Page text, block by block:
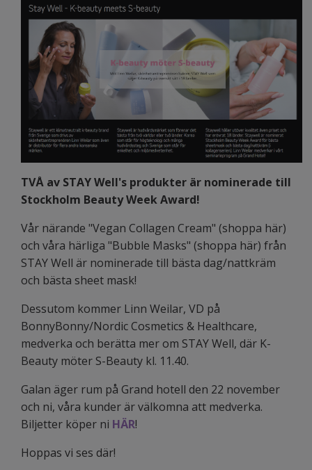
TVÅ av STAY Well's produkter är nominerade till
Stockholm Beauty Week Award!
Vår närande "Vegan Collagen Cream" (shoppa här)
och våra härliga "Bubble Masks" (shoppa här) från
STAY Well är nominerade till bästa dag/nattkräm
och bästa sheet mask!
Dessutom kommer Linn Weilar, VD på
BonnyBonny/Nordic Cosmetics & Healthcare,
medverka och berätta mer om STAY Well, där K-
Beauty möter S-Beauty kl. 11.40.
Galan äger rum på Grand hotell den 22 november
och ni, våra kunder är välkomna att medverka.
Biljetter köper ni HÄR!
Hoppas vi ses där!